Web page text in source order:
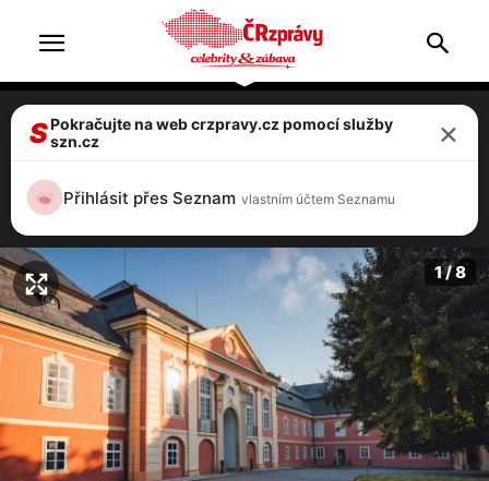
Štědrovečerní pohádka ČT Záhada
Dobříši, kde vznikaly další?
1 / 8
SPokračujte na web crzpravy.cz pomocí služby
szn.cz
×
Přihlásit přes Seznam vlastním účtem Seznamu